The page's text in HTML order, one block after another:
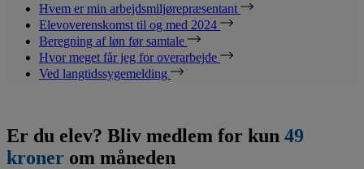
Hvem er min arbejdsmiljørepræsentant
Elevoverenskomst til og med 2024
Beregning af løn før samtale
Hvor meget får jeg for overarbejde
Ved langtidssygemelding
Er du elev? Bliv medlem for kun 49
kroner om måneden